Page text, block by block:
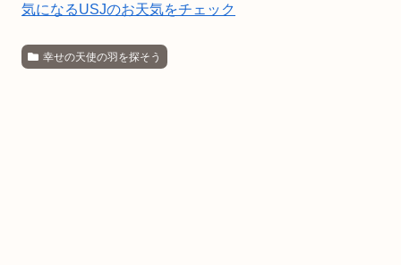
気になるUSJのお天気をチェック
幸せの天使の羽を探そう